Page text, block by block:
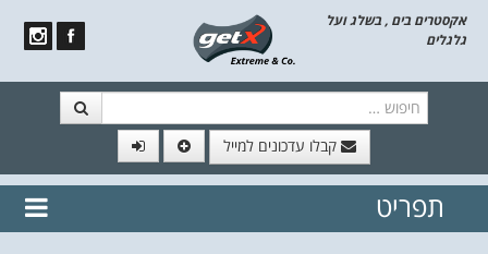
אקסטרים בים , בשלג ועל
גלגלים
קבלו עדכונים למייל
// הצטרף לרשימת תפוצה!
נשמח
תפריט